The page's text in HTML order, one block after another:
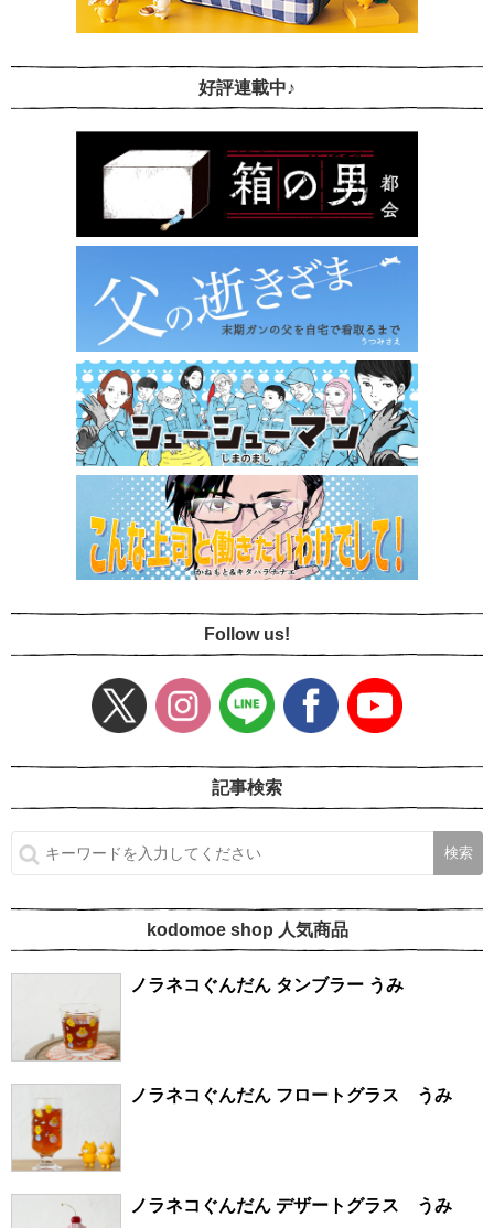
好評連載中♪
Follow us!
記事検索
kodomoe shop 人気商品
ノラネコぐんだん タンブラー うみ
ノラネコぐんだん フロートグラス うみ
ノラネコぐんだん デザートグラス うみ